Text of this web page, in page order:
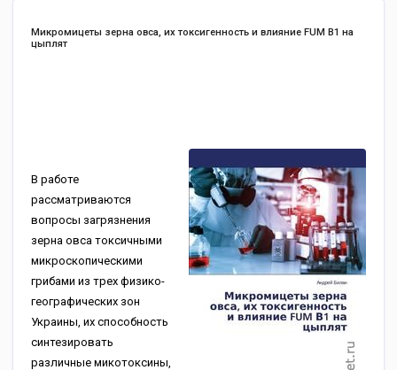
Микромицеты зерна овса, их токсигенность и влияние FUM В1 на
цыплят
В работе
рассматриваются
вопросы загрязнения
зерна овса токсичными
микроскопическими
грибами из трех физико-
географических зон
Украины, их способность
синтезировать
различные микотоксины,